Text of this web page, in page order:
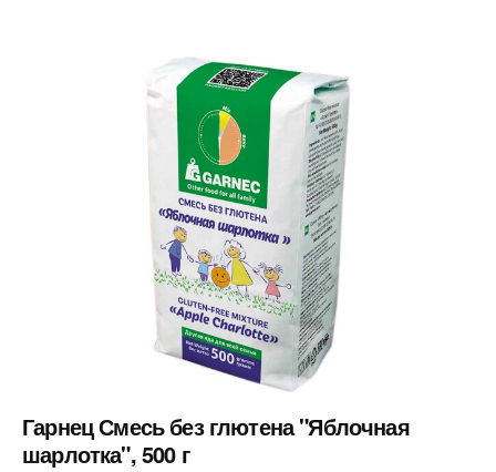
Гарнец Смесь без глютена "Яблочная
шарлотка", 500 г